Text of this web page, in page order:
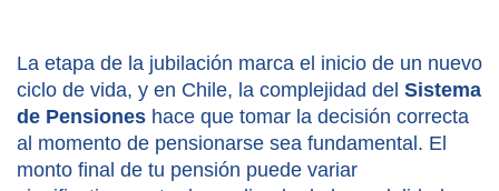
La etapa de la jubilación marca el inicio de un nuevo
ciclo de vida, y en Chile, la complejidad del Sistema
de Pensiones hace que tomar la decisión correcta
al momento de pensionarse sea fundamental. El
monto final de tu pensión puede variar